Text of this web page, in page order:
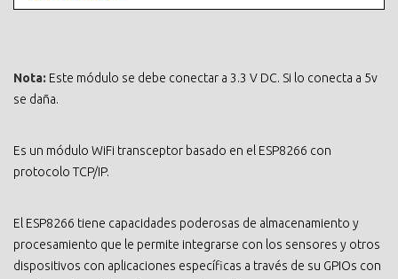
Nota: Este módulo se debe conectar a 3.3 V DC. Si lo conecta a 5v
se daña.
Es un módulo WiFi transceptor basado en el ESP8266 con
protocolo TCP/IP.
El ESP8266 tiene capacidades poderosas de almacenamiento y
procesamiento que le permite integrarse con los sensores y otros
dispositivos con aplicaciones específicas a través de su GPIOs con